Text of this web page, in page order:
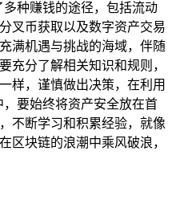
种赚钱的途径，包括流动
叉币获取以及数字资产交易
满机遇与挑战的海域，伴随
充分了解相关知识和规则，
样，谨慎做出决策，在利用
要始终将资产安全放在首
不断学习和积累经验，就像
区块链的浪潮中乘风破浪，